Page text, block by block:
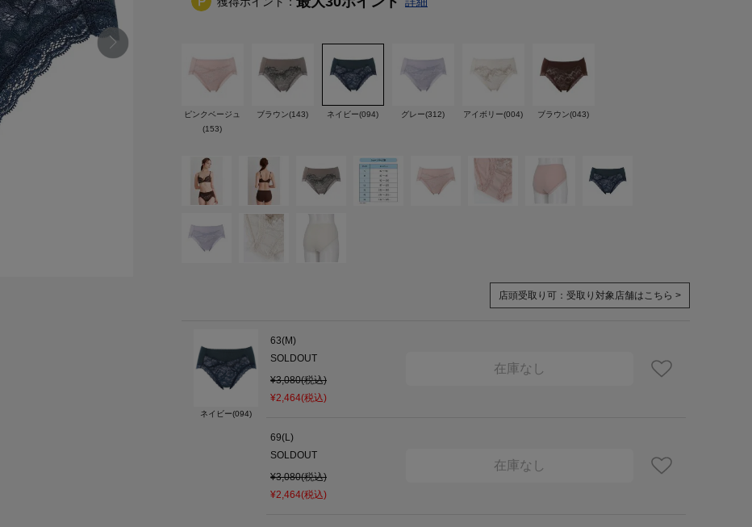
ピンクベージュ
(153)
ブラウン(143) ネイビー(094) グレー(312) アイボリー(004) ブラウン(043)
店頭受取り可： 受取り対象店舗はこちら >
ネイビー(094)
63(M)
SOLDOUT
¥3,080(税込)
¥2,464(税込)
在庫なし
69(L)
SOLDOUT
¥3,080(税込)
¥2,464(税込)
在庫なし